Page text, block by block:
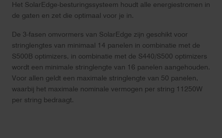
Het SolarEdge-besturingssysteem houdt alle energiestromen in
de gaten en zet die optimaal voor je in.
De 3-fasen omvormers van SolarEdge zijn geschikt voor
stringlengtes van minimaal 14 panelen in combinatie met de
S500B optimizers, in combinatie met de S440/S500 optimizers
wordt een minimale stringlengte van 16 panelen aangehouden.
Voor allen geldt een maximale stringlengte van 50 panelen,
waarbij het maximale nominale vermogen per string 11250W
per string bedraagt.